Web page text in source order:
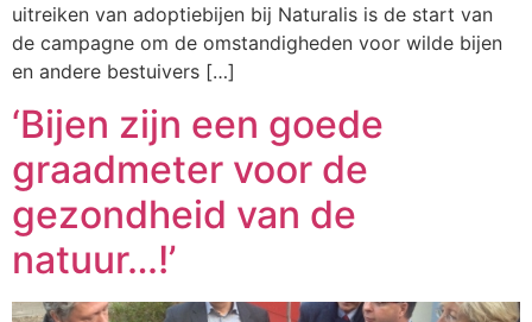
uitreiken van adoptiebijen bij Naturalis is de start van
de campagne om de omstandigheden voor wilde bijen
en andere bestuivers […]
‘Bijen zijn een goede
graadmeter voor de
gezondheid van de
natuur…!’